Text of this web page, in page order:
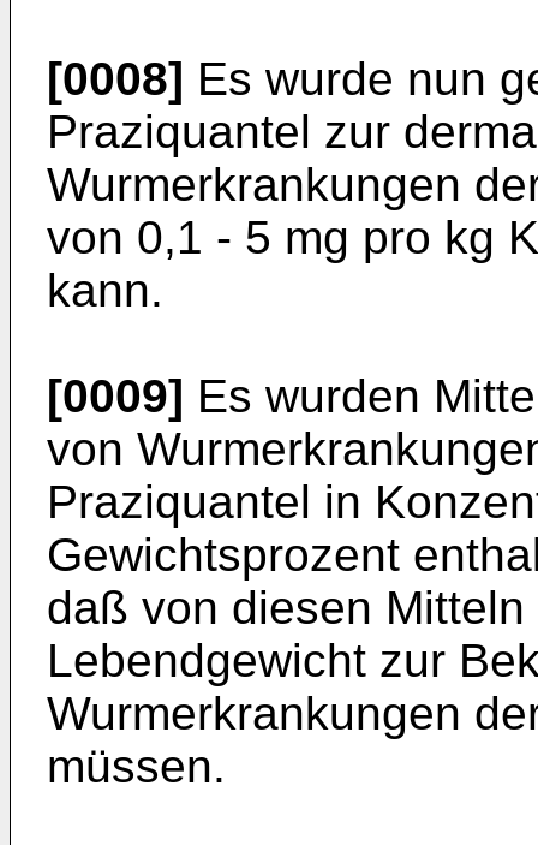
[0008] Es wurde nun
Praziquantel zur
Wurmerkrankungen
von 0,1 - 5 mg pro kg
kann.
[0009] Es wurden
von
Praziquantel in
Gewichtsprozent
daß von diesen
Lebendgewicht zur
Wurmerkrankungen
müssen.